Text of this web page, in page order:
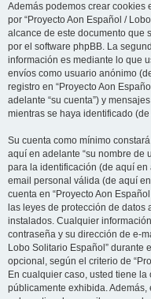
Además podemos crear cookies
por “Proyecto Aon Español /
alcance de este documento que
por el software phpBB. La
información es mediante lo que
envíos como usuario anónimo
registro en “Proyecto Aon
adelante “su cuenta”) y
mientras se haya identificado
Su cuenta como mínimo
aquí en adelante “su nombre de
para la identificación (de aquí en
email personal válida (de aquí
cuenta en “Proyecto Aon
las leyes de protección de
instalados. Cualquier
contraseña y su dirección de e-
Lobo Solitario Español” durante
opcional, según el criterio de
En cualquier caso, usted tiene
públicamente exhibida.